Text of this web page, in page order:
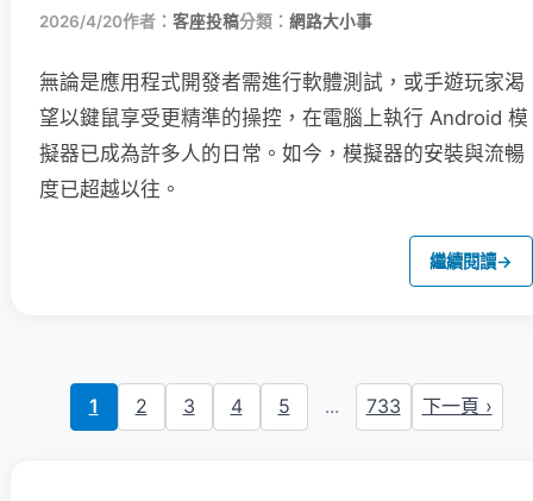
2026/4/20作者： 客座投稿分類： 網路大小事
無論是應用程式開發者需進行軟體測試，或手遊玩家渴
望以鍵鼠享受更精準的操控，在電腦上執行 Android 模
擬器已成為許多人的日常。如今，模擬器的安裝與流暢
度已超越以往。
繼續閱讀→
1 2 3 4 5 ... 733 下一頁 ›